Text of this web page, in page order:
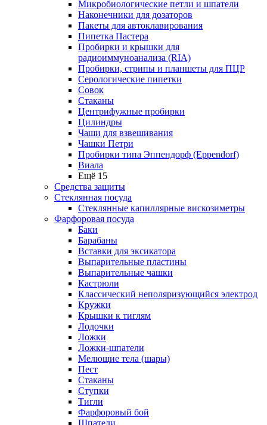
Микробиологические петли и шпатели
Наконечники для дозаторов
Пакеты для автоклавирования
Пипетка Пастера
Пробирки и крышки для
радиоиммуноанализа (RIA)
Пробирки, стрипы и планшеты для ПЦР
Серологические пипетки
Совок
Стаканы
Центрифужные пробирки
Цилиндры
Чаши для взвешивания
Чашки Петри
Пробирки типа Эппендорф (Eppendorf)
Виала
Ещё 15
Средства защиты
Стеклянная посуда
Стеклянные капиллярные вискозиметры
Фарфоровая посуда
Баки
Барабаны
Вставки для эксикатора
Выпарительные пластины
Выпарительные чашки
Кастрюли
Классический неполяризующийся электрод
Кружки
Крышки к тиглям
Лодочки
Ложки
Ложки-шпатели
Мелющие тела (шары)
Пест
Стаканы
Ступки
Тигли
Фарфоровый бой
Шпатели